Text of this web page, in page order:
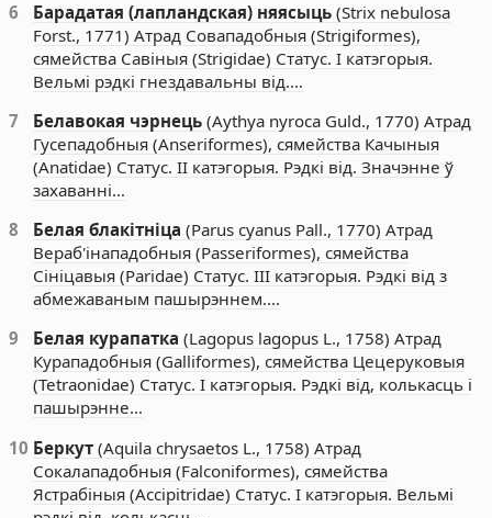
6
Барадатая (лапландская) няясыць (Strix nebulosa
Forst., 1771) Атрад Совападобныя (Strigiformes),
сямейства Савіныя (Strigidae) Статус. I катэгорыя.
Вельмі рэдкі гнездавальны від.…
7
Белавокая чэрнець (Aythya nyroca Guld., 1770) Атрад
Гусепадобныя (Anseriformes), сямейства Качыныя
(Anatidae) Статус. II катэгорыя. Рэдкі від. Значэнне ў
захаванні…
8
Белая блакітніца (Parus cyanus Pall., 1770) Атрад
Вераб'інападобныя (Passeriformes), сямейства
Сініцавыя (Paridae) Статус. III катэгорыя. Рэдкі від з
абмежаваным пашырэннем.…
9
Белая курапатка (Lagopus lagopus L., 1758) Атрад
Курападобныя (Galliformes), сямейства Цецеруковыя
(Tetraonidae) Статус. I катэгорыя. Рэдкі від, колькасць і
пашырэнне…
10 Беркут (Aquila chrysaetos L., 1758) Атрад
Сокалападобныя (Falconiformes), сямейства
Ястрабіныя (Accipitridae) Статус. I катэгорыя. Вельмі